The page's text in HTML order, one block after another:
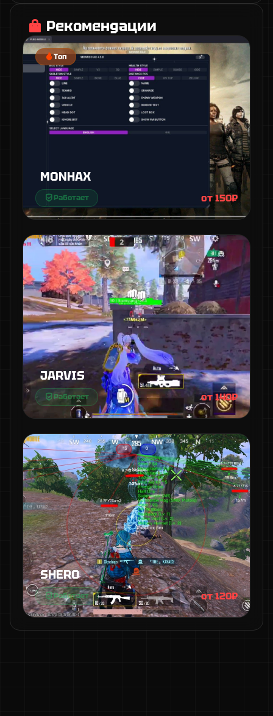
Рекомендации
Топ
MONHAX
Работает от 150₽
JARVIS
Работает от 140₽
SHERO
Работает от 120₽